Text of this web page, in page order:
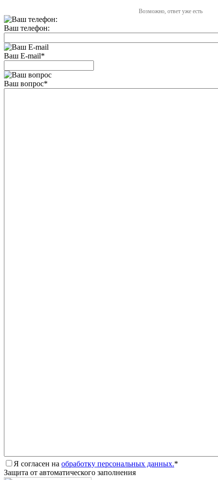
Возможно, ответ уже есть
Ваш телефон:
Ваш E-mail*
Ваш вопрос*
Я согласен на обработку персональных данных.*
Защита от автоматического заполнения